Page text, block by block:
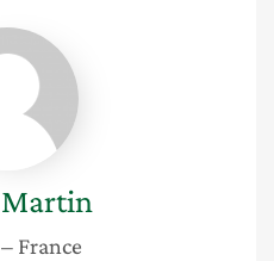
Edith
Martin
Martin
– France